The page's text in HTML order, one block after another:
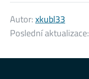
Autor:xkubl33
Poslední aktualizace: